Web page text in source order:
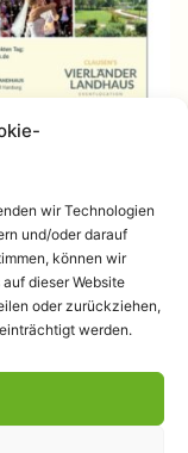
wir Technologien
und/oder darauf
können wir
dieser Website
oder zurückziehen,
werden.